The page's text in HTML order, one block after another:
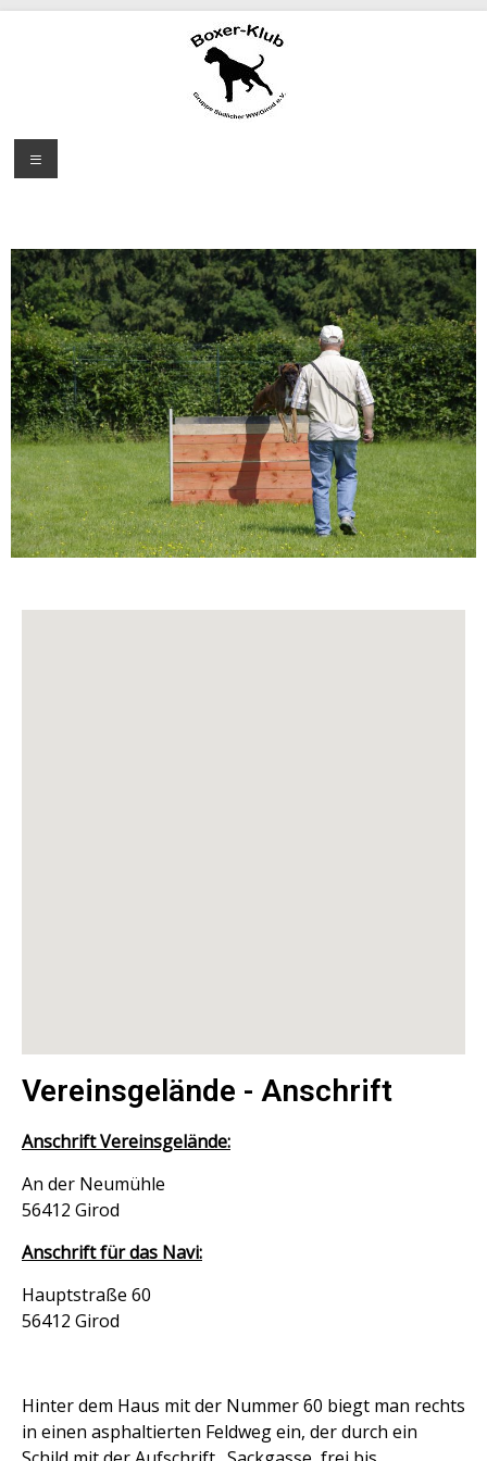
Vereinsgelände - Anschrift
Anschrift Vereinsgelände:
An der Neumühle
56412 Girod
Anschrift für das Navi:
Hauptstraße 60
56412 Girod
Hinter dem Haus mit der Nummer 60 biegt man rechts
in einen asphaltierten Feldweg ein, der durch ein